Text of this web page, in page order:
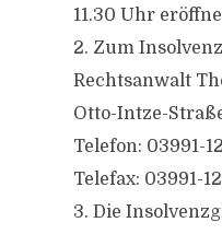
11.30 Uhr
2. Zum
Rechtsanwalt
Otto-Intze-
Telefon: 03991-
Telefax: 03991-
3. Die